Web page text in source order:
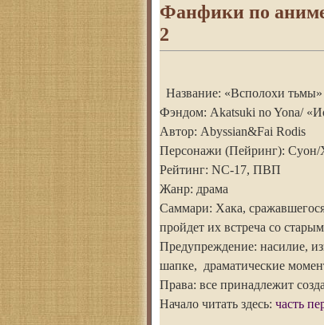
Фанфики по
2
Название: «Всполохи тьмы»
Фэндом: Akatsuki no Yona/
Автор: Abyssian&Fai Rodis
Персонажи (Пейринг): Суон/
Рейтинг: NC-17, ПВП
Жанр: драма
Саммари: Хака,
пройдет их встреча со
Предупреждение: насилие,
шапке, драматические
Права: все принадлежит
Начало читать здесь: часть